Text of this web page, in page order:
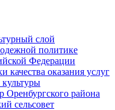
слой
политике
Федерации
качества оказания услуг
Оренбургского района
сельсовет